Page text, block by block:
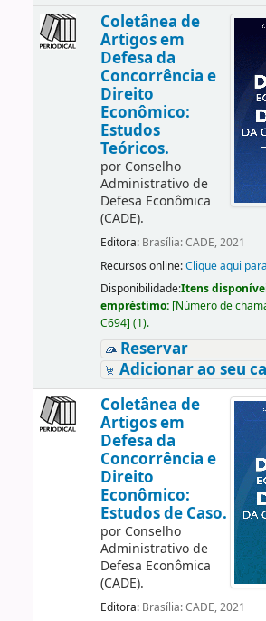
Coletânea de
Artigos em
Defesa da
Concorrência e
Direito
Econômico:
Estudos
Teóricos.
por Conselho
Administrativo de
Defesa Econômica
(CADE).
Editora: Brasília: CADE, 2021
Recursos online:Clique aqui
Disponibilidade:Itens
empréstimo: [Número de
C694] (1).
Reservar
Adicionar ao seu
Coletânea de
Artigos em
Defesa da
Concorrência e
Direito
Econômico:
Estudos de Caso.
por Conselho
Administrativo de
Defesa Econômica
(CADE).
Editora: Brasília: CADE, 2021